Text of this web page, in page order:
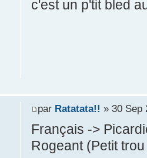
c'est un p'tit bled
par Ratatata!! » 30 Sep
Français ->
Rogeant (Petit